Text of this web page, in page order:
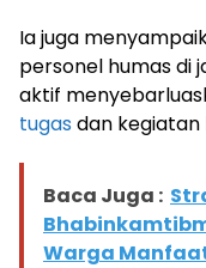
Ia juga
personel humas di
aktif
tugas dan kegiatan
Baca Juga :
Warga